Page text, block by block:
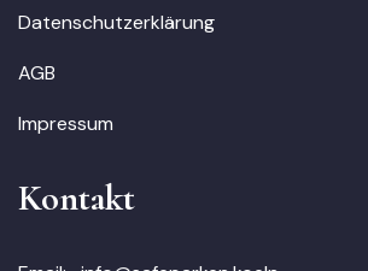
Datenschutzerklärung
AGB
Impressum
Kontakt